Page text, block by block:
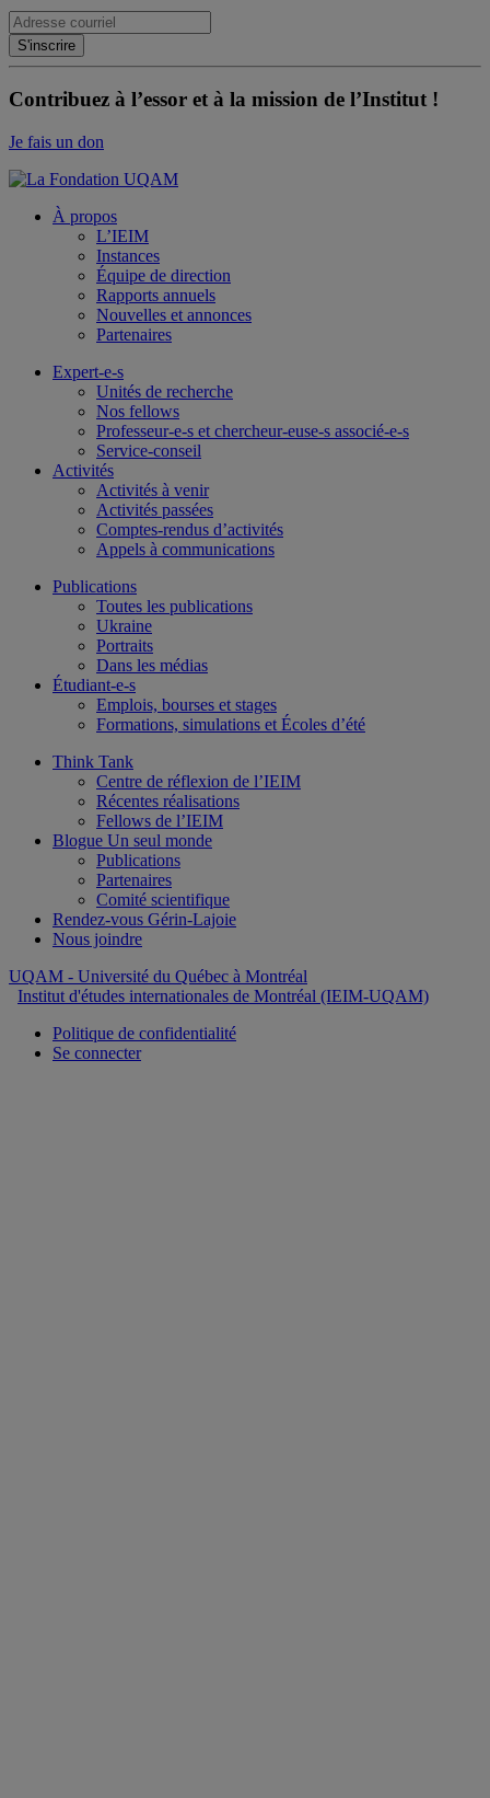
Contribuez à l’essor et à la mission de l’Institut !
Je fais un don
À propos
L’IEIM
Instances
Équipe de direction
Rapports annuels
Nouvelles et annonces
Partenaires
Expert-e-s
Unités de recherche
Nos fellows
Professeur-e-s et chercheur-euse-s associé-e-s
Service-conseil
Activités
Activités à venir
Activités passées
Comptes-rendus d’activités
Appels à communications
Publications
Toutes les publications
Ukraine
Portraits
Dans les médias
Étudiant-e-s
Emplois, bourses et stages
Formations, simulations et Écoles d’été
Think Tank
Centre de réflexion de l’IEIM
Récentes réalisations
Fellows de l’IEIM
Blogue Un seul monde
Publications
Partenaires
Comité scientifique
Rendez-vous Gérin-Lajoie
Nous joindre
UQAM - Université du Québec à Montréal
Institut d'études internationales de Montréal (IEIM-UQAM)
Politique de confidentialité
Se connecter